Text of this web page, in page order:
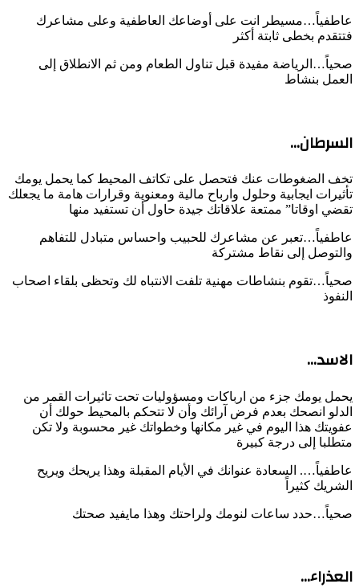
عاطفياً…مسيطر انت على أوضاعك العاطفية وعلى مشاعرك
فتتقدم بخطى ثابتة أكثر
صحياً…الرياضة مفيدة قبل تناول الطعام ومن ثم الانطلاق إلى
العمل بنشاط
السرطان…
تخف الضغوطات عنك فتحصل على تكاتف المحيط كما يحمل يومك
تأثيرات ايجابية وحلول وارباح مالية ومعنوية وقرارات هامة ما يجعلك
تقضي اوقاتا” ممتعة علاقاتك جيدة حاول أن تستفيد منها
عاطفياً…تعبر عن مشاعرك للحبيب واحساس متبادل للتفاهم
والتوصل إلى نقاط مشتركة
صحياً…تقوم بنشاطات مهنية تلفت الانتباه لك وتحظى بلقاء اصحاب
النفوذ
الاسد…
يحمل يومك جزء من ارباكات ومسؤوليات تحت تاثيرات القمر من
الدلو انصحك بعدم فرض آرائك وأن لا تتحكم بالمحيط حولك أن
عفويتك هذا اليوم في غير مكانها وخطواتك غير محسوبة ولا تكن
متطلبا إلى درجة كبيرة
عاطفياً…. السعادة عنوانك في الأيام المقبلة وهذا يريحك ويريح
الشريك كثيراً
صحياً…حدد ساعات لنومك ولراحتك وهذا مايفيد صحتك
العذراء…